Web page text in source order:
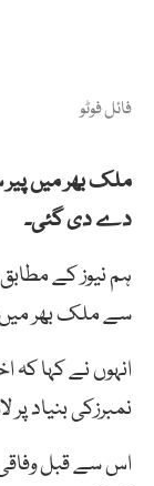
فائل فوٹو
ملک بھر میں پیر
دے دی گئی۔
ہم نیوز کے
سے ملک بھر میں
انہوں نے کہا
نمبرزکی بنیاد
اس سے قبل